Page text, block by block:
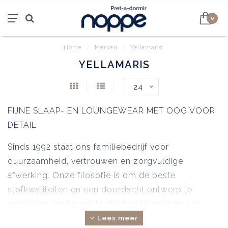
0
Home Merken Yellamaris
YELLAMARIS
24
FIJNE SLAAP- EN LOUNGEWEAR MET OOG VOOR
DETAIL
Sinds 1992 staat ons familiebedrijf voor
duurzaamheid, vertrouwen en zorgvuldige
afwerking. Onze filosofie is om de beste
stofkwaliteiten en een doordacht ontwerp te
echte feel-good metgezellen worden in het
Lees meer